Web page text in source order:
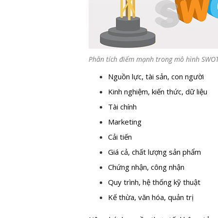
Phân tích điểm mạnh trong mô hình
Nguồn lực, tài sản, con người
Kinh nghiệm, kiến thức, dữ liệu
Tài chính
Marketing
Cải tiến
Giá cả, chất lượng sản phẩm
Chứng nhận, công nhận
Quy trình, hệ thống kỹ thuật
Kế thừa, văn hóa, quản trị